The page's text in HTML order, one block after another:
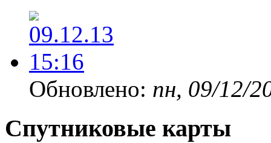
Обновлено: пн, 09/12/
Спутниковые карты